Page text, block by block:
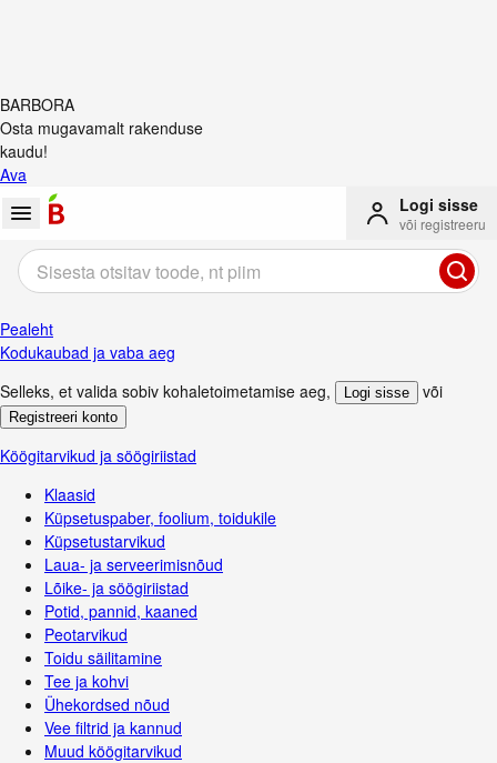
BARBORA
Osta mugavamalt rakenduse
kaudu!
Ava
Logi sisse
või registreeru
Pealeht
Kodukaubad ja vaba aeg
Selleks, et valida sobiv kohaletoimetamise aeg, Logi sisse või
Registreeri konto
Köögitarvikud ja söögiriistad
Klaasid
Küpsetuspaber, foolium, toidukile
Küpsetustarvikud
Laua- ja serveerimisnõud
Lõike- ja söögiriistad
Potid, pannid, kaaned
Peotarvikud
Toidu säilitamine
Tee ja kohvi
Ühekordsed nõud
Vee filtrid ja kannud
Muud köögitarvikud